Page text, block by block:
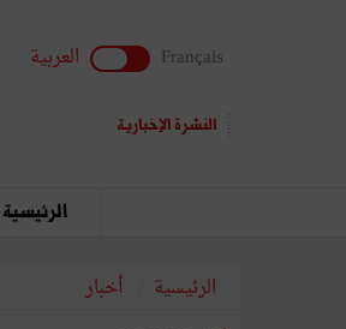
Français العربية
النشرة الإخبارية
الرئيسية
الرئيسية أخبار